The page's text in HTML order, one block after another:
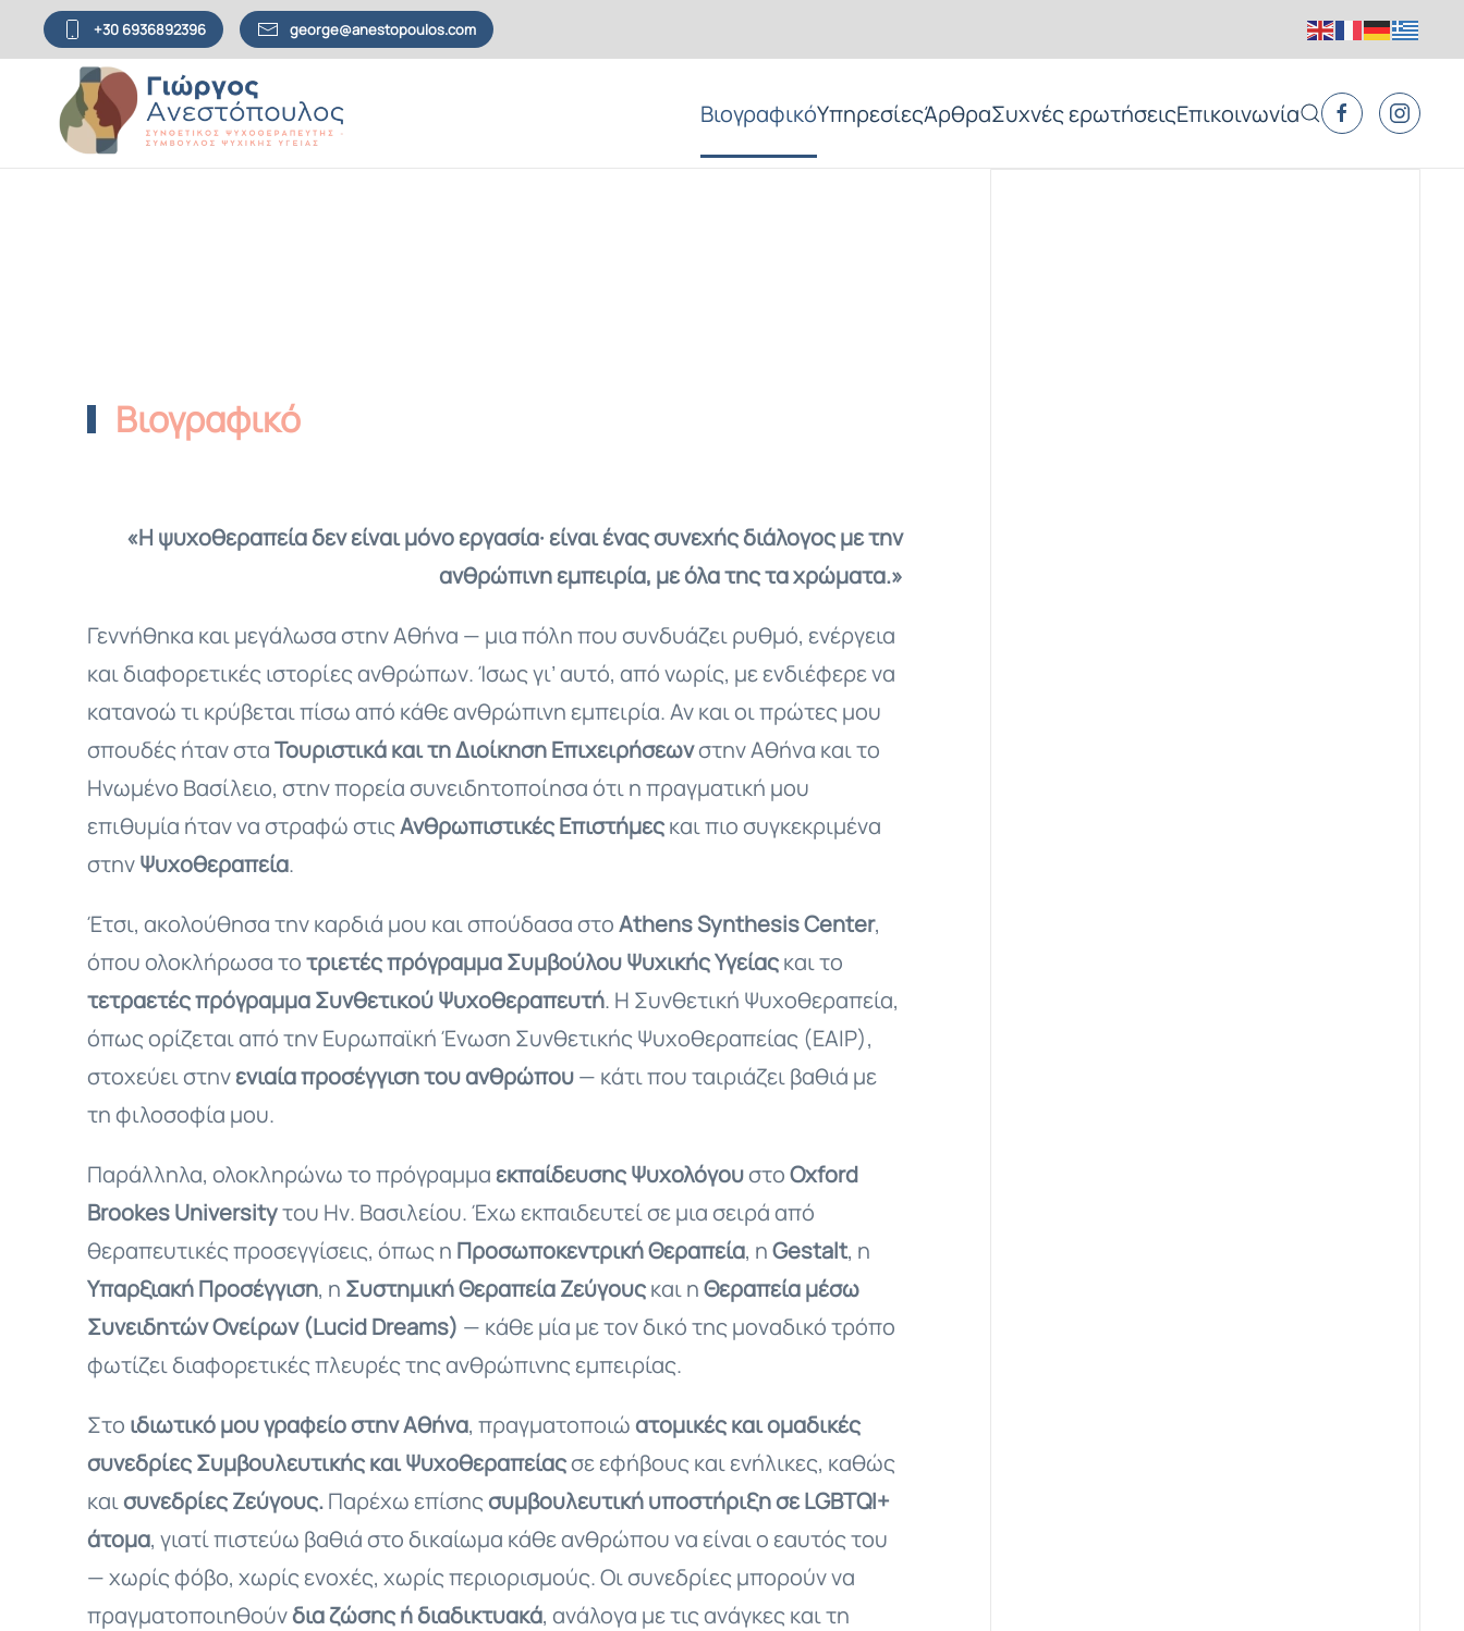
Skip to main content
+30 6936892396 george@anestopoulos.com
ΒιογραφικόΥπηρεσίεςΆρθραΣυχνές ερωτήσειςΕπικοινωνία
Βιογραφικό
«Η ψυχοθεραπεία δεν είναι μόνο εργασία· είναι ένας συνεχής διάλογος με την
ανθρώπινη εμπειρία, με όλα της τα χρώματα.»
Γεννήθηκα και μεγάλωσα στην Αθήνα — μια πόλη που συνδυάζει ρυθμό, ενέργεια
και διαφορετικές ιστορίες ανθρώπων. Ίσως γι’ αυτό, από νωρίς, με ενδιέφερε να
κατανοώ τι κρύβεται πίσω από κάθε ανθρώπινη εμπειρία. Αν και οι πρώτες μου
σπουδές ήταν σταΤουριστικά και τη Διοίκηση Επιχειρήσεωνστην Αθήνα και το
Ηνωμένο Βασίλειο, στην πορεία συνειδητοποίησα ότι η πραγματική μου
επιθυμία ήταν να στραφώ στιςΑνθρωπιστικές Επιστήμεςκαι πιο συγκεκριμένα
στηνΨυχοθεραπεία.
Έτσι, ακολούθησα την καρδιά μου και σπούδασα στοAthens Synthesis Center,
όπου ολοκλήρωσα τοτριετές πρόγραμμα Συμβούλου Ψυχικής Υγείαςκαι το
τετραετές πρόγραμμα Συνθετικού Ψυχοθεραπευτή. Η Συνθετική Ψυχοθεραπεία,
όπως ορίζεται από την Ευρωπαϊκή Ένωση Συνθετικής Ψυχοθεραπείας (EAIP),
στοχεύει στηνενιαία προσέγγιση του ανθρώπου— κάτι που ταιριάζει βαθιά με
τη φιλοσοφία μου.
Παράλληλα, ολοκληρώνω το πρόγραμμαεκπαίδευσης ΨυχολόγουστοOxford
Brookes Universityτου Ην. Βασιλείου. Έχω εκπαιδευτεί σε μια σειρά από
θεραπευτικές προσεγγίσεις, όπως η Προσωποκεντρική Θεραπεία, ηGestalt, η
Υπαρξιακή Προσέγγιση, η Συστημική Θεραπεία Ζεύγουςκαι ηΘεραπεία μέσω
Συνειδητών Ονείρων (Lucid Dreams) — κάθε μία με τον δικό της μοναδικό τρόπο
φωτίζει διαφορετικές πλευρές της ανθρώπινης εμπειρίας.
Στο ιδιωτικό μου γραφείο στην Αθήνα, πραγματοποιώατομικές και ομαδικές
συνεδρίες Συμβουλευτικής και Ψυχοθεραπείαςσε εφήβους και ενήλικες, καθώς
καισυνεδρίες Ζεύγους.Παρέχω επίσηςσυμβουλευτική υποστήριξη σε LGBTQI+
άτομα, γιατί πιστεύω βαθιά στο δικαίωμα κάθε ανθρώπου να είναι ο εαυτός του
— χωρίς φόβο, χωρίς ενοχές, χωρίς περιορισμούς. Οι συνεδρίες μπορούν να
πραγματοποιηθούνδια ζώσης ή διαδικτυακά, ανάλογα με τις ανάγκες και τη